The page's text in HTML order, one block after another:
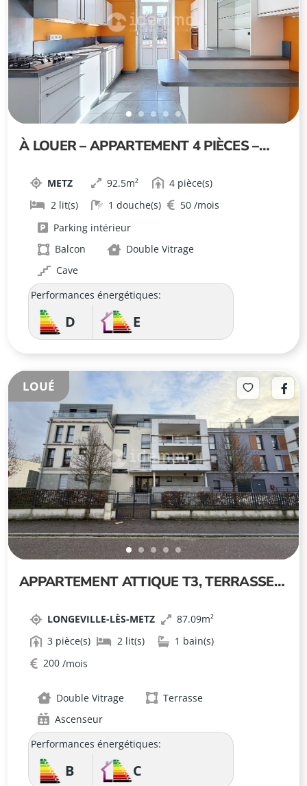
À LOUER – APPARTEMENT 4 PIÈCES –
METZ 92.5
4
2
1
50
Parking intérieur
Balcon
Double Vitrage
Cave
Performances énergétiques:
D E
LOUÉ
APPARTEMENT ATTIQUE T3, TERRASSES,
LONGEVILLE-LÈS-METZ
87.09
3
2
1
200
Double Vitrage
Terrasse
Ascenseur
Performances énergétiques:
B C